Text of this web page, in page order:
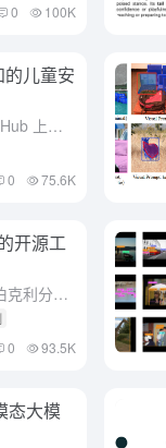
0 100K
儿童安
综合介绍 Find My Kids 是一个开源项目，托管在 GitHub 上，由开发者 Tomer Klein 创建。它结合了 DeepFace 人脸识别技术和 WhatsApp Green API...
0 75.6K
开源工
综合介绍 SegAnyMo 是一个开源项目，由加州大学伯克利分校和北京大学的研究团队开发，包括 Nan Huang 等成员。这个工具专注于视频处理，能自动识别和分割视频中任意运动的物体，比如人、动物或...
0 93.5K
态大模